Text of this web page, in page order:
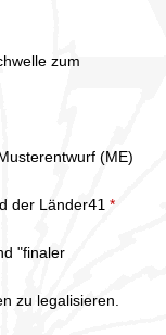
zum
(ME)
der Länder41 *
"finaler
zu legalisieren.